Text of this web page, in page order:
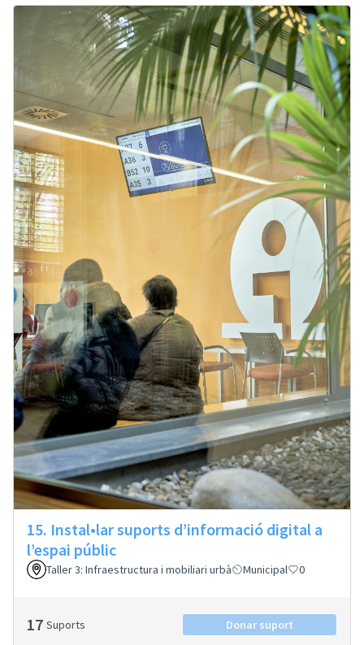
15. Instal•lar suports d’informació digital a
l’espai públic
Taller 3: Infraestructura i mobiliari urbà Municipal 0
17 Suports Donar suport